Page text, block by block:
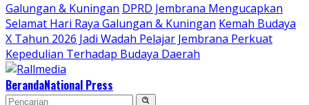
Galungan & Kuningan DPRD Jembrana Mengucapkan
Selamat Hari Raya Galungan & Kuningan Kemah Budaya
X Tahun 2026 Jadi Wadah Pelajar Jembrana Perkuat
Kepedulian Terhadap Budaya Daerah
BerandaNational Press